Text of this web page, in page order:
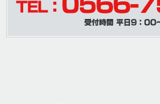
2025/07/26
棚卸